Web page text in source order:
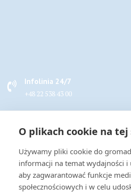
Infolinia 24/7
+48 22 538 43 00
handel@actus-info.pl
Biuro
Wrocław, ul. Borowska 283B
O plikach cookie na
Używamy pliki cookie do
informacji na temat wydajności i
aby zagwarantować funkcje
społecznościowych i w celu